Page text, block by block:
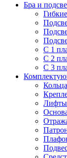
Бра и
С 1
С 2
С 3
Лифты